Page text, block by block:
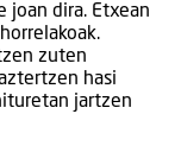
joan dira. Etxean
zuten
hasi
jartzen